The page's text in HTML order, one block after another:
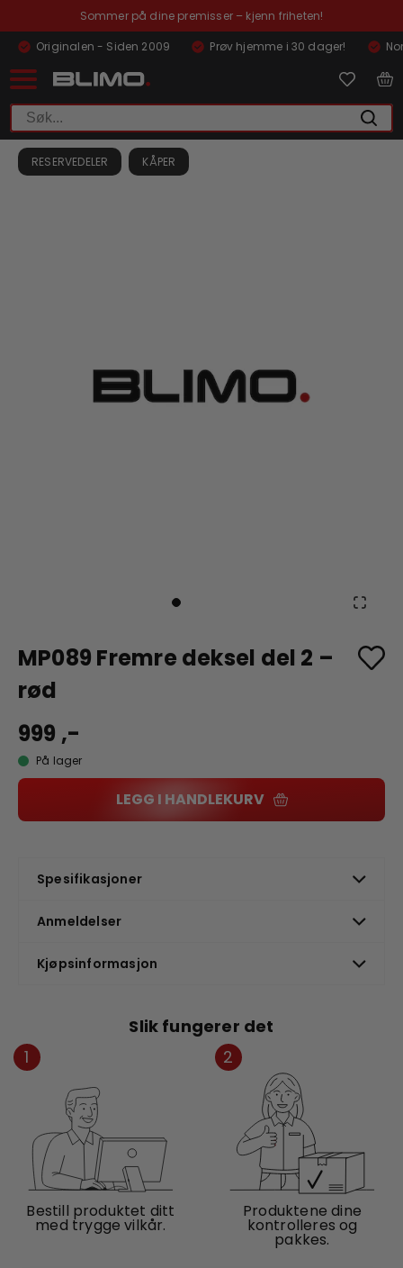
Sommer på dine premisser – kjenn friheten!
Originalen - Siden 2009
Prøv hjemme i 30 dager!
RESERVEDELER KÅPER
MP089 Fremre deksel del 2 –
rød
999 ,-
På lager
LEGG I HANDLEKURV
Spesifikasjoner
Anmeldelser
Kjøpsinformasjon
Slik fungerer det
1
Bestill produktet ditt
med trygge vilkår.
2
Produktene dine
kontrolleres og
pakkes.